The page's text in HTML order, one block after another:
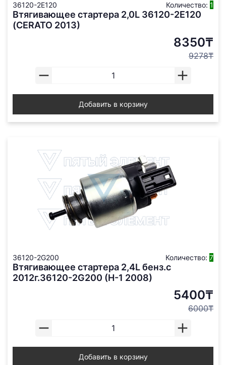
36120-2E120 Количество: 1
Втягивающее стартера 2,0L 36120-2E120
(CERATO 2013)
8350₸
9278₸
Добавить в корзину
36120-2G200 Количество: 7
Втягивающее стартера 2,4L бенз.с
2012г.36120-2G200 (H-1 2008)
5400₸
6000₸
Добавить в корзину